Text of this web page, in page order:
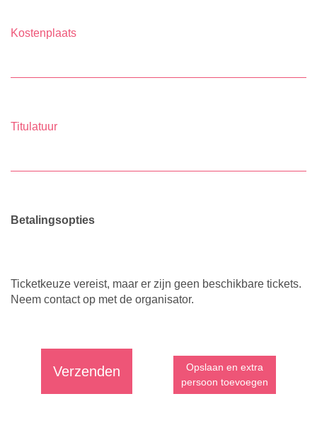
Kostenplaats
Titulatuur
Betalingsopties
Ticketkeuze vereist, maar er zijn geen beschikbare tickets.
Neem contact op met de organisator.
Verzenden
Opslaan en extra
persoon toevoegen